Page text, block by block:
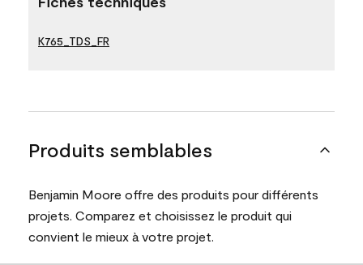
K765_TDS_FR
Produits semblables
Benjamin Moore offre des produits pour différents
projets. Comparez et choisissez le produit qui
convient le mieux à votre projet.